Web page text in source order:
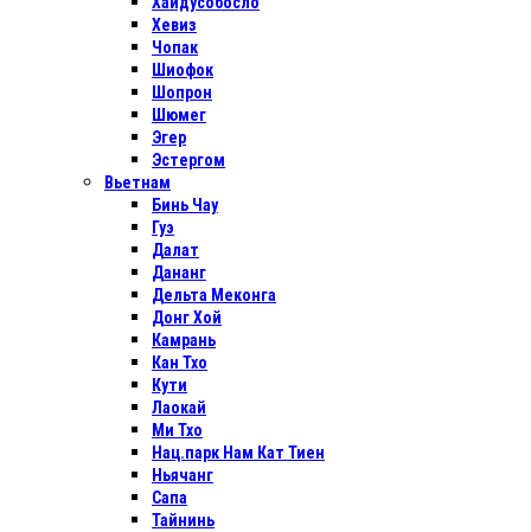
Хевиз
Чопак
Шиофок
Шопрон
Шюмег
Эгер
Эстергом
Вьетнам
Бинь Чау
Гуэ
Далат
Дананг
Дельта Меконга
Донг Хой
Камрань
Кан Тхо
Кути
Лаокай
Ми Тхо
Нац.парк Нам Кат Тиен
Ньячанг
Сапа
Тайнинь